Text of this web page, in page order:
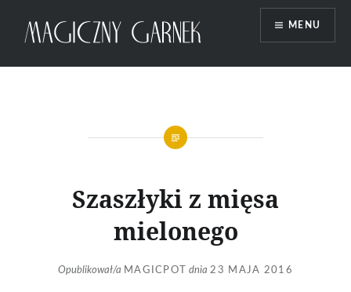
Magiczny Garnek
MENU
Szaszłyki z mięsa
mielonego
Opublikował/a MAGICPOT dnia 23 MAJA 2016